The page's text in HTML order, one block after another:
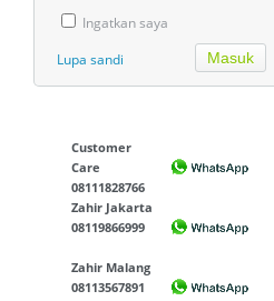
Ingatkan saya
Lupa sandi
Customer
Care
08111828766
Zahir Jakarta
08119866999
Zahir Malang
08113567891